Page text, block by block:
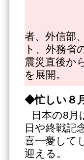
者、外信部
ト、外務省
震災直後か
を展開。
◆忙しい８月
日本の8
日や終戦記
喜一憂して
迎える。